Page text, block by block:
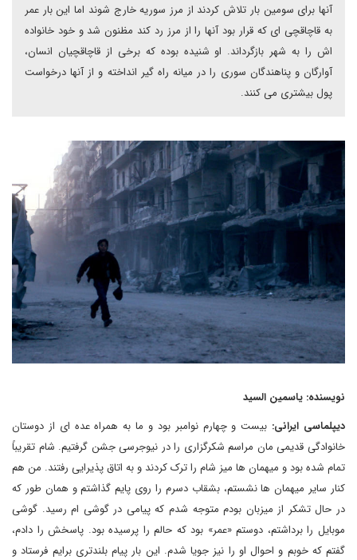
آنها برای سومین بار تلاش کردند از مرز سوریه خارج شوند اما این بار عمر
به قاچاقچی ای که قرار بود آنها را از مرز رد کند مظنون شد و خود خانواده
اش را به شهر بازگرداند. او شنیده بوده که برخی از قاچاقچیان انسان،
آوارگان و پناهندگان سوری را در میانه راه گیر انداخته و از آنها درخواست
پول بیشتری می کنند.
نویسنده: یاسمین السید
دیپلماسی ایرانی: بیست و چهارم نوامبر بود و ما به همراه عده ای از دوستان
خانوادگی قدیمی مان مراسم شکرگزاری را در نیوجرسی جشن گرفتیم. شام تقریباً
تمام شده بود و میهمان ها میز شام را ترک کردند و به اتاق پذیرایی رفتند. من هم
کنار سایر میهمان ها نشستم، بشقاب دسرم را روی پایم گذاشتم و همان طور که
در حال تشکر از میزبان بودم متوجه شدم که پیامی در گوشی ام رسید. گوشی
موبایل را برداشتم، دوستم «عمر» بود که حالم را پرسیده بود. پاسخش را دادم،
گفتم که خوبم و احوال او را نیز جویا شدم. این بار پیام بلندتری برایم فرستاد و